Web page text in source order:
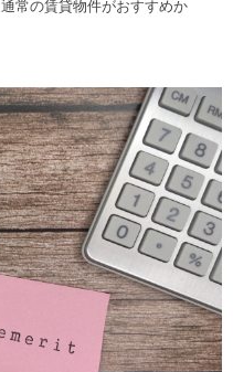
常の賃貸物件がおすすめか